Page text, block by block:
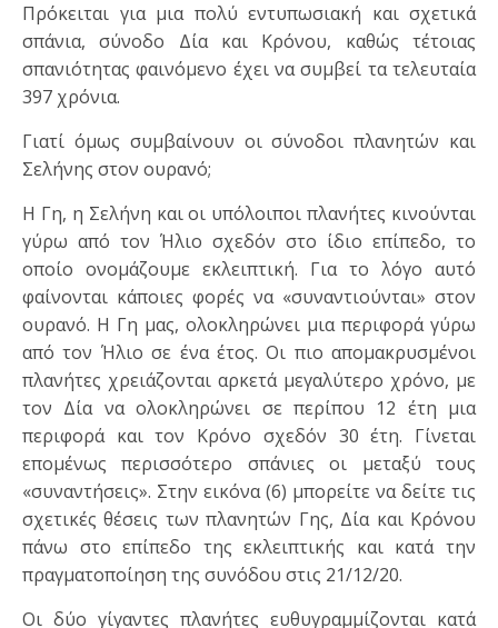
Πρόκειται για μια πολύ εντυπωσιακή και σχετικά
σπάνια, σύνοδο Δία και Κρόνου, καθώς τέτοιας
σπανιότητας φαινόμενο έχει να συμβεί τα τελευταία
397 χρόνια.
Γιατί όμως συμβαίνουν οι σύνοδοι πλανητών και
Σελήνης στον ουρανό;
Η Γη, η Σελήνη και οι υπόλοιποι πλανήτες κινούνται
γύρω από τον Ήλιο σχεδόν στο ίδιο επίπεδο, το
οποίο ονομάζουμε εκλειπτική. Για το λόγο αυτό
φαίνονται κάποιες φορές να «συναντιούνται» στον
ουρανό. Η Γη μας, ολοκληρώνει μια περιφορά γύρω
από τον Ήλιο σε ένα έτος. Οι πιο απομακρυσμένοι
πλανήτες χρειάζονται αρκετά μεγαλύτερο χρόνο, με
τον Δία να ολοκληρώνει σε περίπου 12 έτη μια
περιφορά και τον Κρόνο σχεδόν 30 έτη. Γίνεται
επομένως περισσότερο σπάνιες οι μεταξύ τους
«συναντήσεις». Στην εικόνα (6) μπορείτε να δείτε τις
σχετικές θέσεις των πλανητών Γης, Δία και Κρόνου
πάνω στο επίπεδο της εκλειπτικής και κατά την
πραγματοποίηση της συνόδου στις 21/12/20.
Οι δύο γίγαντες πλανήτες ευθυγραμμίζονται κατά